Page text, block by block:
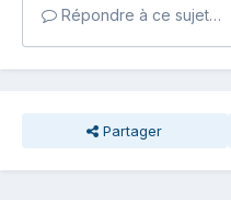
Répondre à ce sujet…
Partager